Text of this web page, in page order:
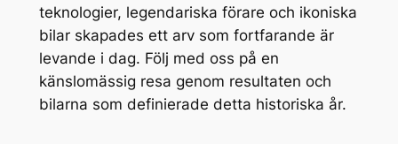
teknologier, legendariska förare och ikoniska
bilar skapades ett arv som fortfarande är
levande i dag. Följ med oss på en
känslomässig resa genom resultaten och
bilarna som definierade detta historiska år.